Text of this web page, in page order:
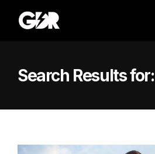
Search Results for: